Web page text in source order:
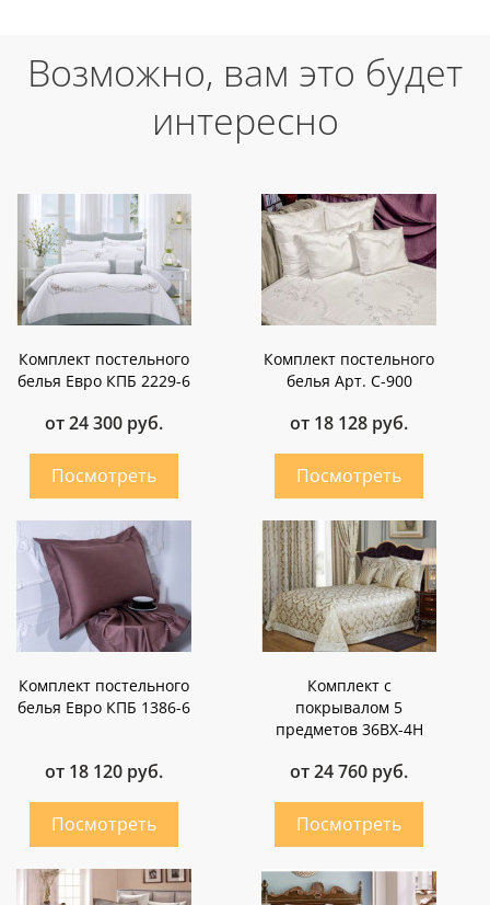
Возможно, вам это будет
интересно
Комплект постельного
белья Евро КПБ 2229-6
от 24 300 руб.
Комплект постельного
белья Арт. С-900
от 18 128 руб.
Комплект постельного
белья Евро КПБ 1386-6
от 18 120 руб.
Комплект с
покрывалом 5
предметов 36ВХ-4Н
от 24 760 руб.